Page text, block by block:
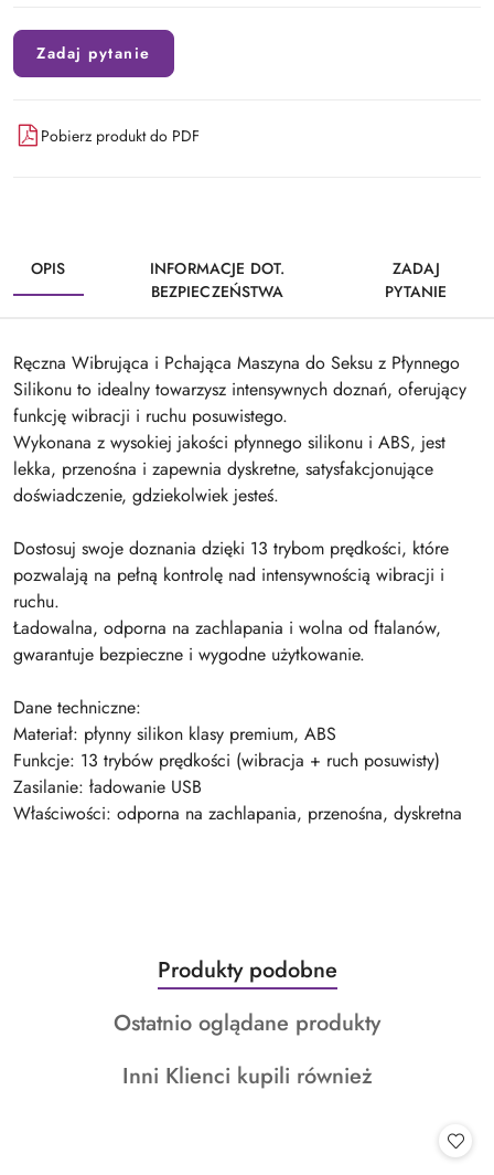
Zadaj pytanie
Pobierz produkt do PDF
OPIS
INFORMACJE DOT.
BEZPIECZEŃSTWA
ZADAJ
PYTANIE
Ręczna Wibrująca i Pchająca Maszyna do Seksu z Płynnego
Silikonu to idealny towarzysz intensywnych doznań, oferujący
funkcję wibracji i ruchu posuwistego.
Wykonana z wysokiej jakości płynnego silikonu i ABS, jest
lekka, przenośna i zapewnia dyskretne, satysfakcjonujące
doświadczenie, gdziekolwiek jesteś.
Dostosuj swoje doznania dzięki 13 trybom prędkości, które
pozwalają na pełną kontrolę nad intensywnością wibracji i
ruchu.
Ładowalna, odporna na zachlapania i wolna od ftalanów,
gwarantuje bezpieczne i wygodne użytkowanie.
Dane techniczne:
Materiał: płynny silikon klasy premium, ABS
Funkcje: 13 trybów prędkości (wibracja + ruch posuwisty)
Zasilanie: ładowanie USB
Właściwości: odporna na zachlapania, przenośna, dyskretna
Pomiń karuzelę produktów
Produkty
o
statusie:
Produkty podobne
Produkty
statusie:
Ostatnio oglądane produkty
Produkty
Inni Klienci kupili również